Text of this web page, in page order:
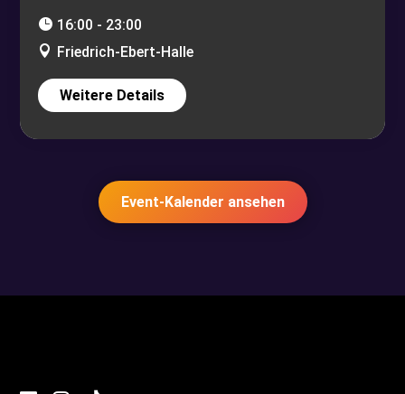
16:00 - 23:00
Friedrich-Ebert-Halle
Weitere Details
Event-Kalender ansehen